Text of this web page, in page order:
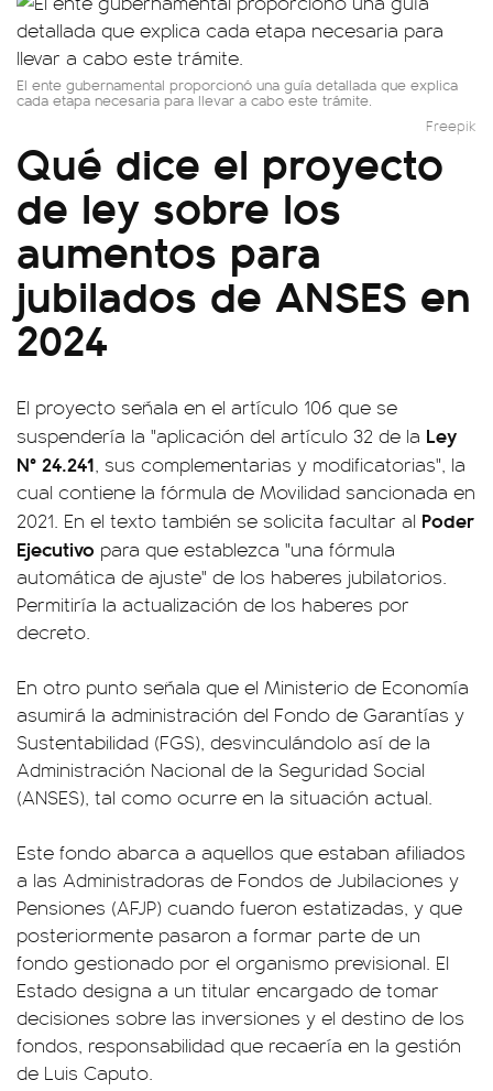
El ente gubernamental proporcionó una guía detallada que explica
cada etapa necesaria para llevar a cabo este trámite.
Freepik
Qué dice el proyecto
de ley sobre los
aumentos para
jubilados de ANSES en
2024
El proyecto señala en el artículo 106 que se
suspendería la "aplicación del artículo 32 de la Ley
N° 24.241, sus complementarias y modificatorias", la
cual contiene la fórmula de Movilidad sancionada en
2021. En el texto también se solicita facultar al Poder
Ejecutivo para que establezca "una fórmula
automática de ajuste" de los haberes jubilatorios.
Permitiría la actualización de los haberes por
decreto.
En otro punto señala que el Ministerio de Economía
asumirá la administración del Fondo de Garantías y
Sustentabilidad (FGS), desvinculándolo así de la
Administración Nacional de la Seguridad Social
(ANSES), tal como ocurre en la situación actual.
Este fondo abarca a aquellos que estaban afiliados
a las Administradoras de Fondos de Jubilaciones y
Pensiones (AFJP) cuando fueron estatizadas, y que
posteriormente pasaron a formar parte de un
fondo gestionado por el organismo previsional. El
Estado designa a un titular encargado de tomar
decisiones sobre las inversiones y el destino de los
fondos, responsabilidad que recaería en la gestión
de Luis Caputo.